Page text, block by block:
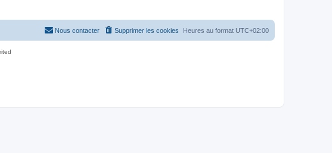
Heures au format UTC+02:00
Supprimer les cookies
Nous contacter